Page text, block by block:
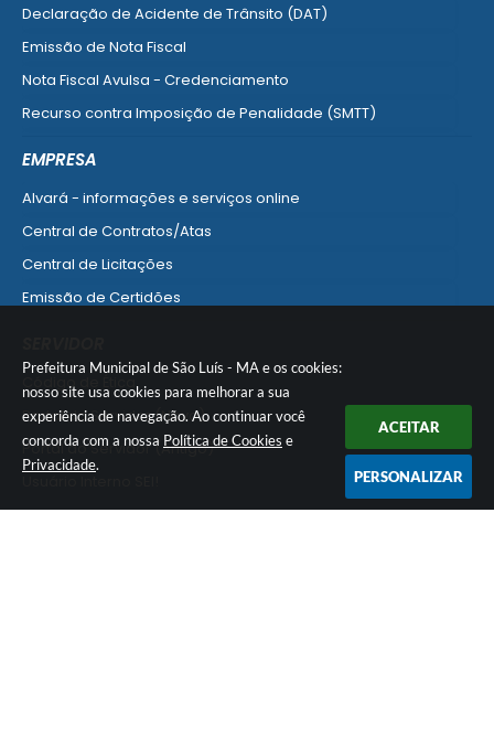
Prefeitura Municipal de São Luís - MA e os cookies:
nosso site usa cookies para melhorar a sua
experiência de navegação. Ao continuar você
concorda com a nossa Política de Cookies e
Privacidade.
ACEITAR
PERSONALIZAR
Declaração de Acidente de Trânsito (DAT)
Emissão de Nota Fiscal
Nota Fiscal Avulsa - Credenciamento
Recurso contra Imposição de Penalidade (SMTT)
EMPRESA
Alvará - informações e serviços online
Central de Contratos/Atas
Central de Licitações
Emissão de Certidões
Ver mais serviços para Empresa
Código de Ética
Portal do Servidor (Novo)
Portal do Servidor (Antigo)
SISCON